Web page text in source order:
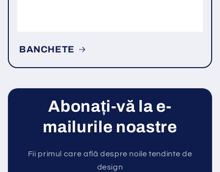
BANCHETE
Abonați-vă la e-
mailurile noastre
Fii primul care află despre noile tendinte de
design